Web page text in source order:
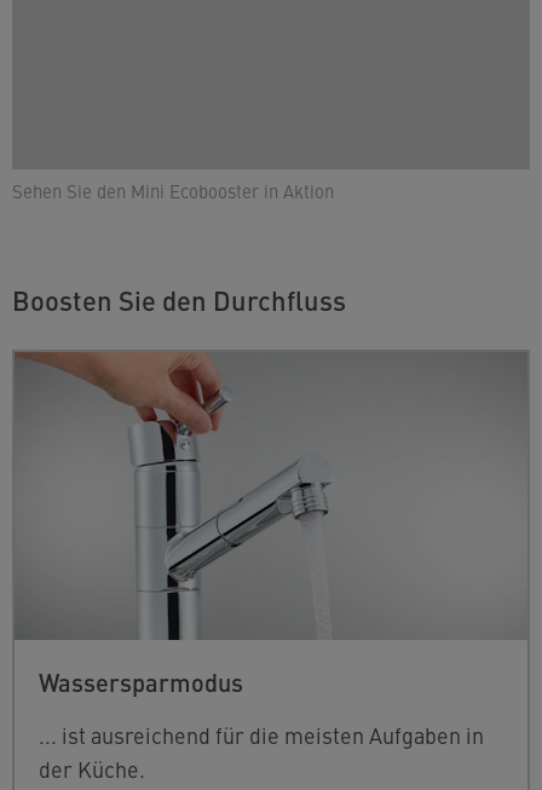
Sehen Sie den Mini Ecobooster in Aktion
Boosten Sie den Durchfluss
Wassersparmodus
... ist ausreichend für die meisten Aufgaben in
der Küche.